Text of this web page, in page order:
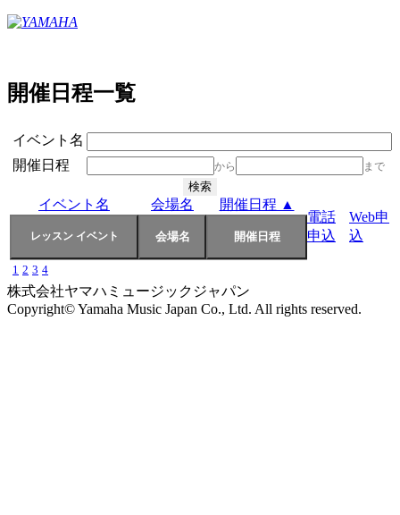
開催日程一覧
イベント名
開催日程
から まで
イベント名 会場名
開催日程 ▲
電話
申込
Web申
込
1 2 3 4
株式会社ヤマハミュージックジャパン
Copyright© Yamaha Music Japan Co., Ltd. All rights reserved.